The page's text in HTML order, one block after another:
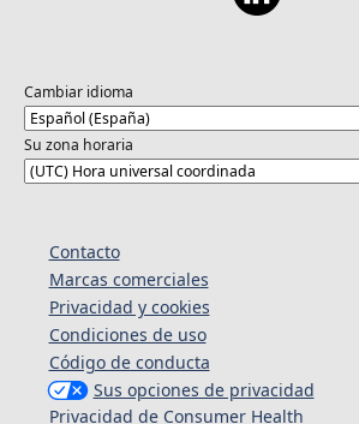
Cambiar idioma
Su zona horaria
Contacto
Marcas comerciales
Privacidad y cookies
Condiciones de uso
Código de conducta
Sus opciones de privacidad
Privacidad de Consumer Health